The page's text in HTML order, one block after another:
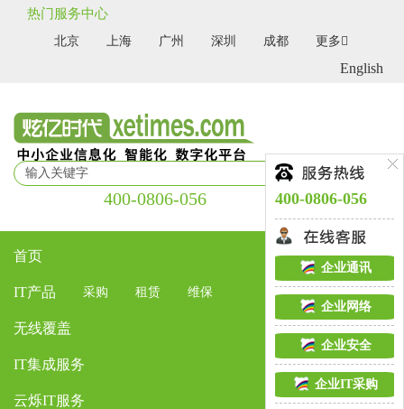
热门服务中心
北京 上海 广州 深圳 成都 更多
English
400-0806-056
首页
IT产品 采购 租赁 维保
无线覆盖
IT集成服务
云烁IT服务
400-0806-056
企业通讯
企业网络
企业安全
企业IT采购